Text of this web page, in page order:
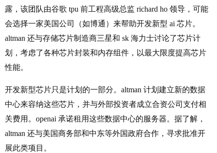
露，该团队由谷歌 tpu 前工程高级总监 richard ho 领导，可能
会选择一家美国公司（如博通）来帮助开发新型 ai 芯片。
altman 还与存储芯片制造商三星和 sk 海力士讨论了芯片计
划，考虑了各种芯片封装和内存组件，以最大限度提高芯片
性能。
开发新型芯片只是计划的一部分。altman 计划建立新的数据
中心来容纳这些芯片，并与外部投资者成立合资公司支付相
关费用。openai 承诺租用这些数据中心的服务器。据了解，
altman 还与美国商务部和中东等外国政府合作，寻求批准开
展此类项目。